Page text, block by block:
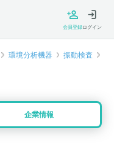
会員登録ログイン
環境分析機器 振動検査
企業情報